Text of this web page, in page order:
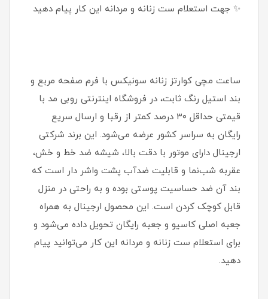
✨ جهت استعلام ست زنانه و مردانه این کار پیام دهید
ساعت مچی کوارتز زنانه سونیکس با فرم صفحه مربع و
بند استیل رنگ ثابت، در فروشگاه اینترنتی روبی مد با
قیمتی حداقل ۳۰ درصد کمتر از رقبا و ارسال سریع
رایگان به سراسر کشور عرضه می‌شود. این برند شرکتی
ارجینال دارای موتور با دقت بالا، شیشه ضد خط و خش،
عقربه شب‌نما و قابلیت ضدآب پشت واشر دار است که
بند آن ضد حساسیت پوستی بوده و به راحتی در منزل
قابل کوچک کردن است. این محصول ارجینال به همراه
جعبه اصلی کاسیو و جعبه رایگان تحویل داده می‌شود و
برای استعلام ست زنانه و مردانه این کار می‌توانید پیام
دهید.